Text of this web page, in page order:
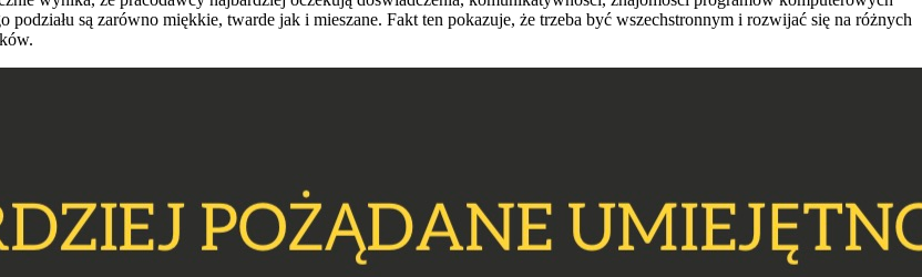
są zarówno miękkie, twarde jak i mieszane. Fakt ten pokazuje, że trzeba być wszechstronnym i rozwijać się na różnych